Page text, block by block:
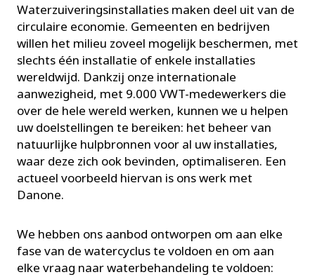
Waterzuiveringsinstallaties maken deel uit van de
circulaire economie. Gemeenten en bedrijven
willen het milieu zoveel mogelijk beschermen, met
slechts één installatie of enkele installaties
wereldwijd. Dankzij onze internationale
aanwezigheid, met 9.000 VWT-medewerkers die
over de hele wereld werken, kunnen we u helpen
uw doelstellingen te bereiken: het beheer van
natuurlijke hulpbronnen voor al uw installaties,
waar deze zich ook bevinden, optimaliseren. Een
actueel voorbeeld hiervan is ons werk met
Danone.
We hebben ons aanbod ontworpen om aan elke
fase van de watercyclus te voldoen en om aan
elke vraag naar waterbehandeling te voldoen: